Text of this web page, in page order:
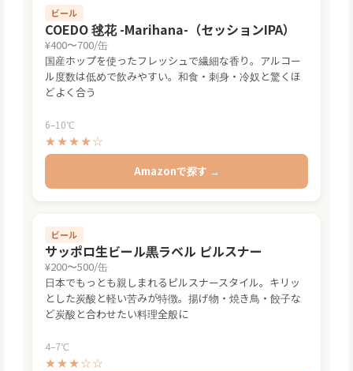
ビール
COEDO 毬花 -Marihana-（セッションIPA）
¥400〜700/缶
国産ホップを使ったフレッシュで繊細な香り。アルコー
ル度数は低めで飲みやすい。和食・刺身・冷奴と驚くほ
どよく合う
6–10℃
★★★★☆
Amazonで探す →
ビール
サッポロ生ビール黒ラベル ピルスナー
¥200〜500/缶
日本でもっとも親しまれるピルスナースタイル。キリッ
とした炭酸と軽い苦みが特徴。揚げ物・焼き鳥・餃子な
ど炭酸と合わせたい料理全般に
4–7℃
★★★☆☆